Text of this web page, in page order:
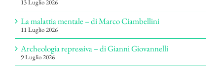
13 Luglio 2026
La malattia mentale – di Marco Ciambellini
11 Luglio 2026
Archeologia repressiva – di Gianni Giovannelli
9 Luglio 2026